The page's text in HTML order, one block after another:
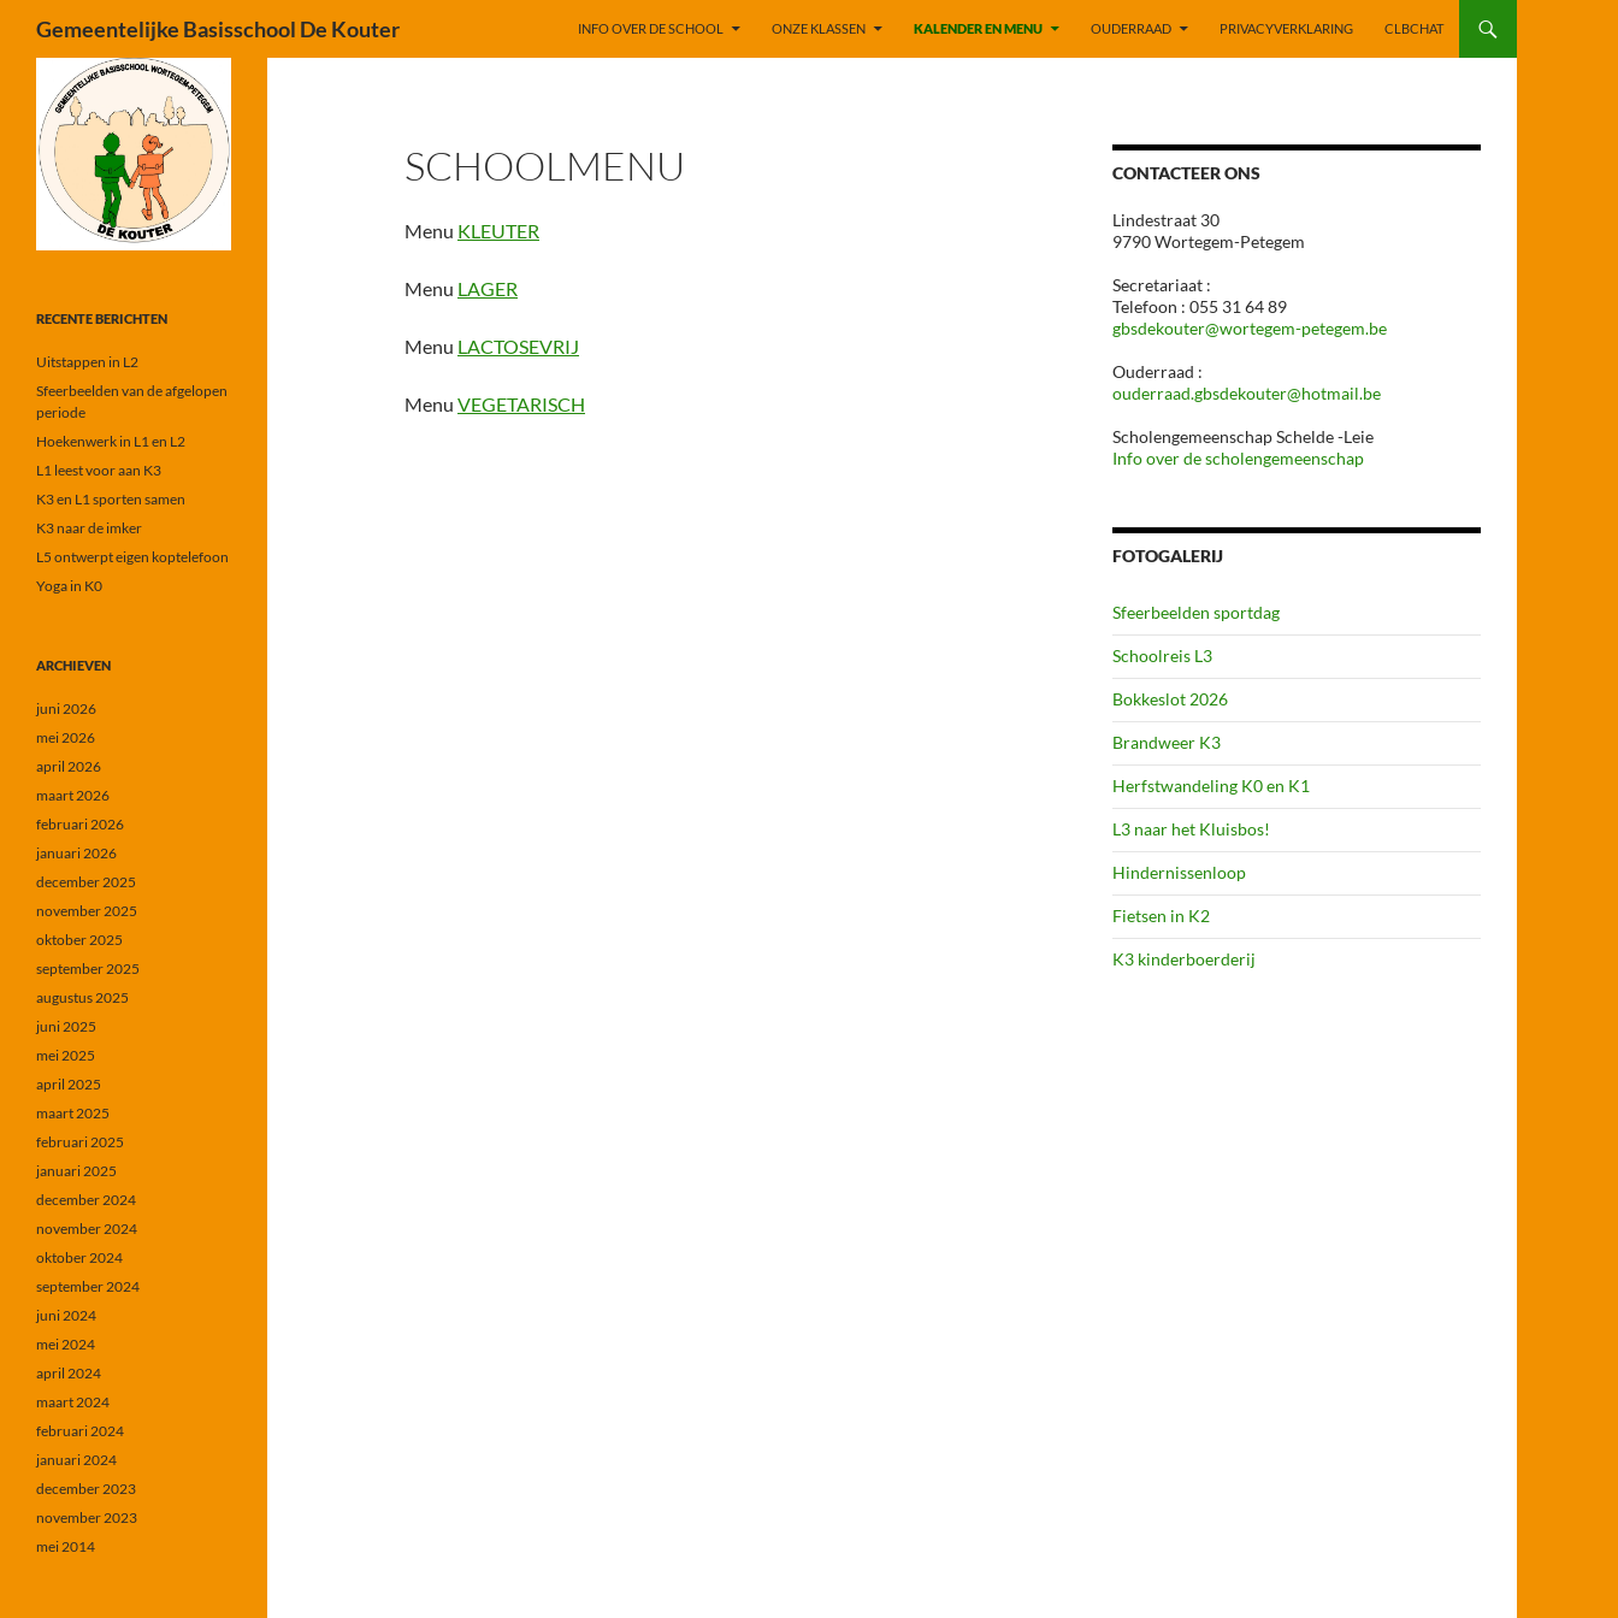
inhoud
Gemeentelijke Basisschool De Kouter INFO OVER DE SCHOOL ONZE KLASSEN KALENDER EN MENU OUDERRAAD PRIVACYVERKLARING CLBCHAT
SCHOOLMENU
Menu KLEUTER
Menu LAGER
Menu LACTOSEVRIJ
Menu VEGETARISCH
CONTACTEER ONS
Lindestraat 30
9790 Wortegem-Petegem
Secretariaat :
Telefoon : 055 31 64 89
gbsdekouter@wortegem-petegem.be
Ouderraad :
ouderraad.gbsdekouter@hotmail.be
Scholengemeenschap Schelde -Leie
Info over de scholengemeenschap
FOTOGALERIJ
Sfeerbeelden sportdag
Schoolreis L3
Bokkeslot 2026
Brandweer K3
Herfstwandeling K0 en K1
L3 naar het Kluisbos!
Hindernissenloop
Fietsen in K2
K3 kinderboerderij
RECENTE BERICHTEN
Uitstappen in L2
Sfeerbeelden van de afgelopen
periode
Hoekenwerk in L1 en L2
L1 leest voor aan K3
K3 en L1 sporten samen
K3 naar de imker
L5 ontwerpt eigen koptelefoon
Yoga in K0
ARCHIEVEN
juni 2026
mei 2026
april 2026
maart 2026
februari 2026
januari 2026
december 2025
november 2025
oktober 2025
september 2025
augustus 2025
juni 2025
mei 2025
april 2025
maart 2025
februari 2025
januari 2025
december 2024
november 2024
oktober 2024
september 2024
juni 2024
mei 2024
april 2024
maart 2024
februari 2024
januari 2024
december 2023
november 2023
mei 2014